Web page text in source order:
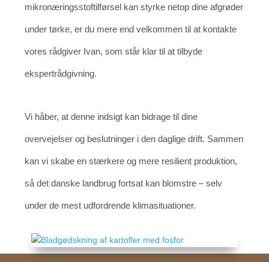
mikronæringsstoftilførsel kan styrke netop dine afgrøder
under tørke, er du mere end velkommen til at kontakte
vores rådgiver Ivan, som står klar til at tilbyde
ekspertrådgivning.
Vi håber, at denne indsigt kan bidrage til dine
overvejelser og beslutninger i den daglige drift. Sammen
kan vi skabe en stærkere og mere resilient produktion,
så det danske landbrug fortsat kan blomstre – selv
under de mest udfordrende klimasituationer.